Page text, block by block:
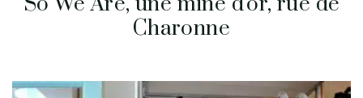
Charonne